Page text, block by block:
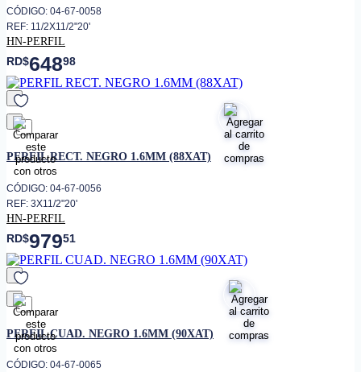
CÓDIGO: 04-67-0058
REF: 11/2X11/2"20'
HN-PERFIL
RD$64898
favorito
PERFIL RECT. NEGRO 1.6MM (88XAT)
CÓDIGO: 04-67-0056
REF: 3X11/2"20'
HN-PERFIL
RD$97951
favorito
PERFIL CUAD. NEGRO 1.6MM (90XAT)
CÓDIGO: 04-67-0065